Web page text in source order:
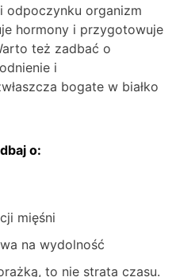
odpoczynku organizm
hormony i przygotowuje
też zadbać o
i
bogate w białko
o:
mięśni
na wydolność
to nie strata czasu.